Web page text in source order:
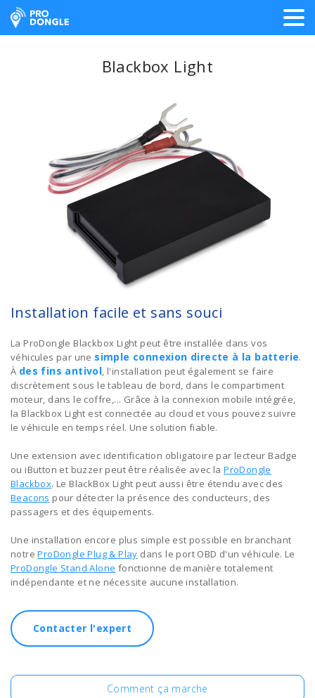
ProDongle Géolocalisation
Blackbox Light
Installation facile et sans souci
La ProDongle Blackbox Light peut être installée dans vos
véhicules par une simple connexion directe à la batterie.
À des fins antivol, l'installation peut également se faire
discrètement sous le tableau de bord, dans le compartiment
moteur, dans le coffre,... Grâce à la connexion mobile intégrée,
la Blackbox Light est connectée au cloud et vous pouvez suivre
le véhicule en temps réel. Une solution fiable.
Une extension avec identification obligatoire par lecteur Badge
ou iButton et buzzer peut être réalisée avec laProDongle
Blackbox. Le BlackBox Light peut aussi être étendu avec des
Beacons pour détecter la présence des conducteurs, des
passagers et des équipements.
Une installation encore plus simple est possible en branchant
notreProDongle Plug & Play dans le port OBD d'un véhicule. Le
ProDongle Stand Alone fonctionne de manière totalement
indépendante et ne nécessite aucune installation.
Contacter l'expert
Comment ça marche